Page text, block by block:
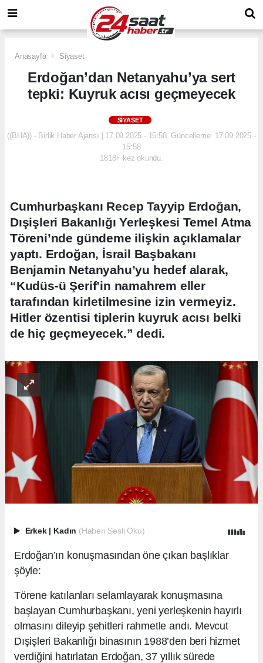
Anasayfa Siyaset
Erdoğan’dan Netanyahu’ya sert
tepki: Kuyruk acısı geçmeyecek
SIYASET
((BHA)) - Birlik Haber Ajansı | 17.09.2025 - 15:58, Güncelleme: 17.09.2025 -
15:58
1818+ kez okundu.
Cumhurbaşkanı Recep Tayyip Erdoğan,
Dışişleri Bakanlığı Yerleşkesi Temel Atma
Töreni’nde gündeme ilişkin açıklamalar
yaptı. Erdoğan, İsrail Başbakanı
Benjamin Netanyahu’yu hedef alarak,
“Kudüs-ü Şerif’in namahrem eller
tarafından kirletilmesine izin vermeyiz.
Hitler özentisi tiplerin kuyruk acısı belki
de hiç geçmeyecek.” dedi.
Erkek | Kadın (Haberi Sesli Oku)
Erdoğan’ın konuşmasından öne çıkan başlıklar
şöyle:
Törene katılanları selamlayarak konuşmasına
başlayan Cumhurbaşkanı, yeni yerleşkenin hayırlı
olmasını dileyip şehitleri rahmetle andı. Mevcut
Dışişleri Bakanlığı binasının 1988’den beri hizmet
verdiğini hatırlatan Erdoğan, 37 yıllık sürede